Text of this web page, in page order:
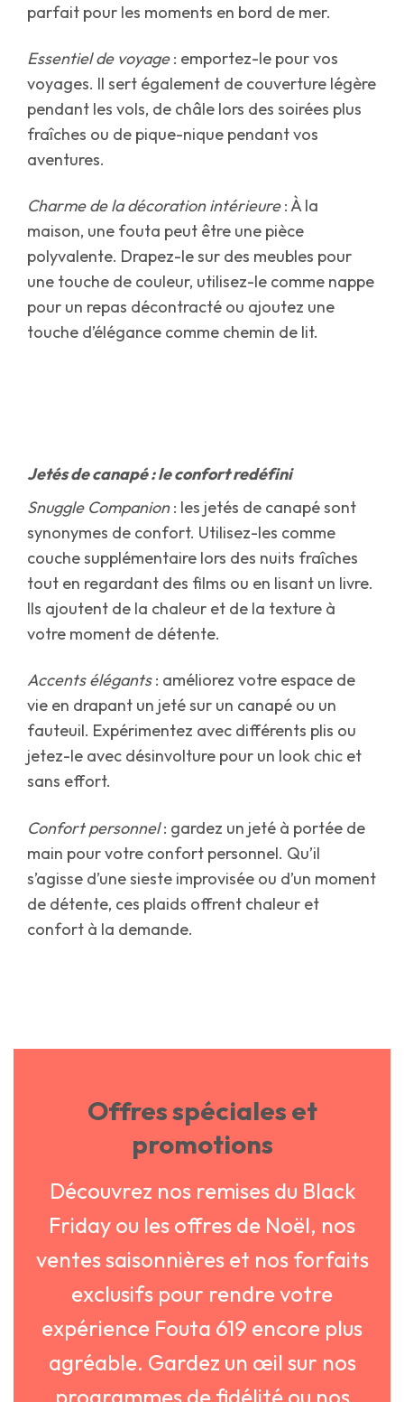
parfait pour les moments en bord de mer.
Essentiel de voyage: emportez-le pour vos
voyages. Il sert également de couverture légère
pendant les vols, de châle lors des soirées plus
fraîches ou de pique-nique pendant vos
aventures.
Charme de la décoration intérieure: À la
maison, une fouta peut être une pièce
polyvalente. Drapez-le sur des meubles pour
une touche de couleur, utilisez-le comme nappe
pour un repas décontracté ou ajoutez une
touche d’élégance comme chemin de lit.
Jetés de canapé : le confort redéfini
Snuggle Companion: les jetés de canapé sont
synonymes de confort. Utilisez-les comme
couche supplémentaire lors des nuits fraîches
tout en regardant des films ou en lisant un livre.
Ils ajoutent de la chaleur et de la texture à
votre moment de détente.
Accents élégants: améliorez votre espace de
vie en drapant un jeté sur un canapé ou un
fauteuil. Expérimentez avec différents plis ou
jetez-le avec désinvolture pour un look chic et
sans effort.
Confort personnel: gardez un jeté à portée de
main pour votre confort personnel. Qu’il
s’agisse d’une sieste improvisée ou d’un moment
de détente, ces plaids offrent chaleur et
confort à la demande.
Offres spéciales et
promotions
Découvrez nos remises du Black
Friday ou les offres de Noël, nos
ventes saisonnières et nos forfaits
exclusifs pour rendre votre
expérience Fouta 619 encore plus
agréable. Gardez un œil sur nos